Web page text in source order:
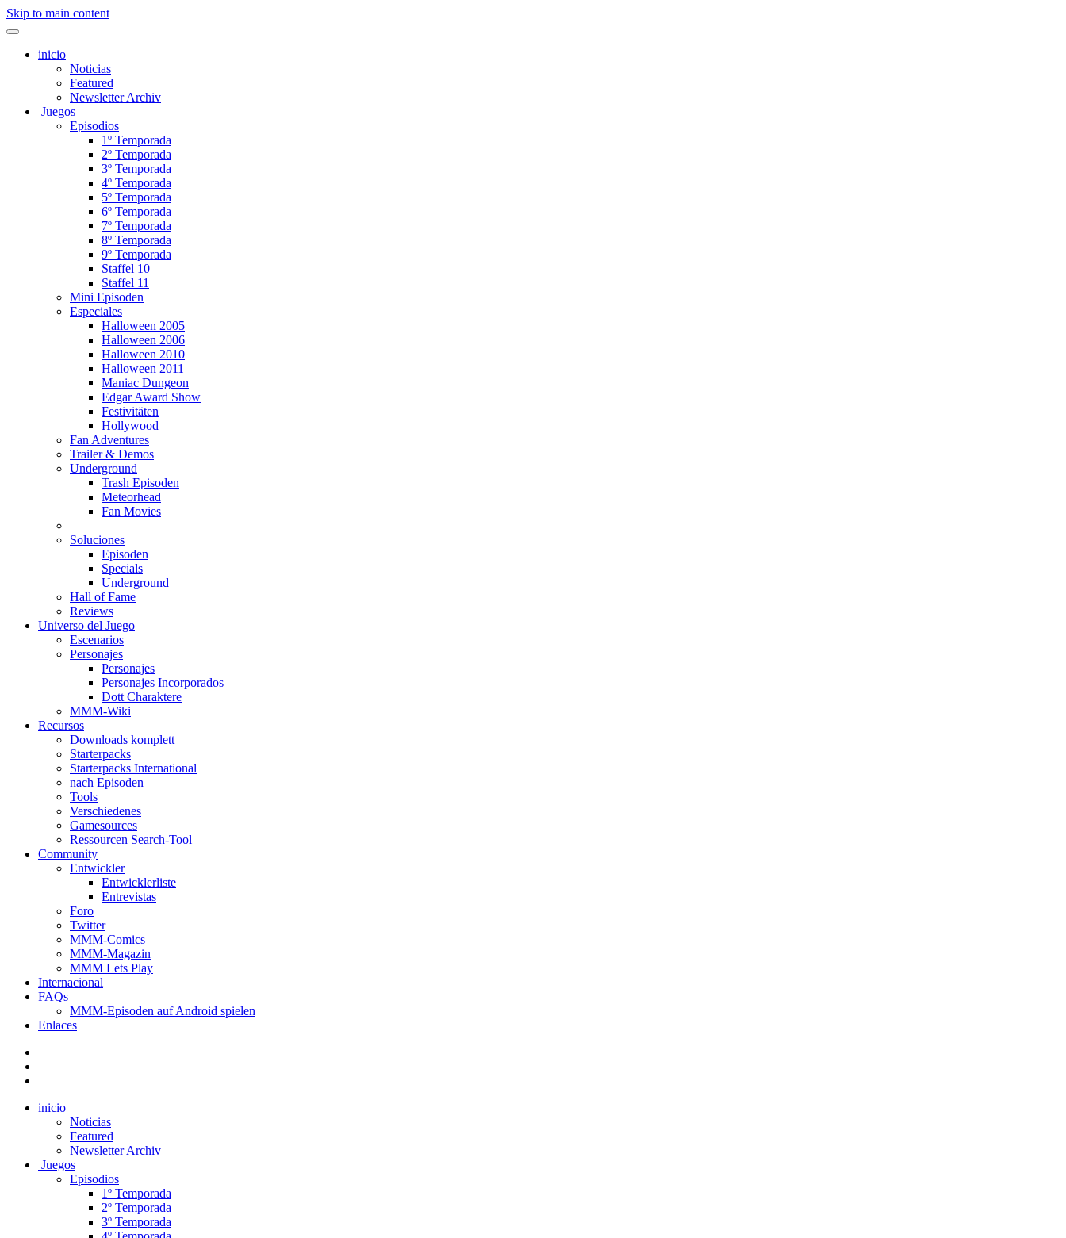
Skip to main content
inicio
Noticias
Featured
Newsletter Archiv
Juegos
Episodios
1º Temporada
2º Temporada
3º Temporada
4º Temporada
5º Temporada
6º Temporada
7º Temporada
8º Temporada
9º Temporada
Staffel 10
Staffel 11
Mini Episoden
Especiales
Halloween 2005
Halloween 2006
Halloween 2010
Halloween 2011
Maniac Dungeon
Edgar Award Show
Festivitäten
Hollywood
Fan Adventures
Trailer & Demos
Underground
Trash Episoden
Meteorhead
Fan Movies
Soluciones
Episoden
Specials
Underground
Hall of Fame
Reviews
Universo del Juego
Escenarios
Personajes
Personajes
Personajes Incorporados
Dott Charaktere
MMM-Wiki
Recursos
Downloads komplett
Starterpacks
Starterpacks International
nach Episoden
Tools
Verschiedenes
Gamesources
Ressourcen Search-Tool
Community
Entwickler
Entwicklerliste
Entrevistas
Foro
Twitter
MMM-Comics
MMM-Magazin
MMM Lets Play
Internacional
FAQs
MMM-Episoden auf Android spielen
Enlaces
inicio
Noticias
Featured
Newsletter Archiv
Juegos
Episodios
1º Temporada
2º Temporada
3º Temporada